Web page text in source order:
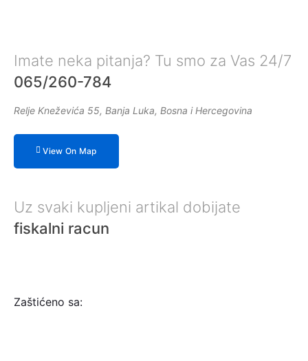
Imate neka pitanja? Tu smo za Vas 24/7
065/260-784
Relje Kneževića 55, Banja Luka, Bosna i Hercegovina
View On Map
Uz svaki kupljeni artikal dobijate
fiskalni racun
Zaštićeno sa: